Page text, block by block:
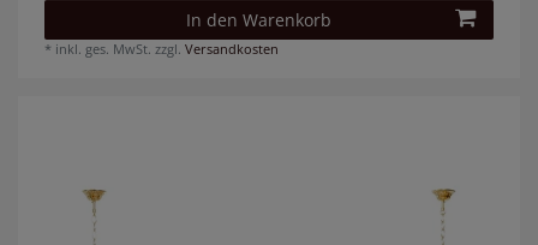
In den Warenkorb
* inkl. ges. MwSt. zzgl.Versandkosten